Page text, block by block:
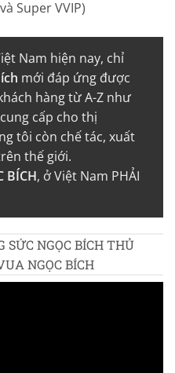
Super VVIP)
Nam hiện nay, chỉ
mới đáp ứng được
hàng từ A-Z như
cấp cho thị
tôi còn chế tác, xuất
thế giới.
BÍCH, ở Việt Nam PHẢI
SỨC NGỌC BÍCH THỦ
NGỌC BÍCH